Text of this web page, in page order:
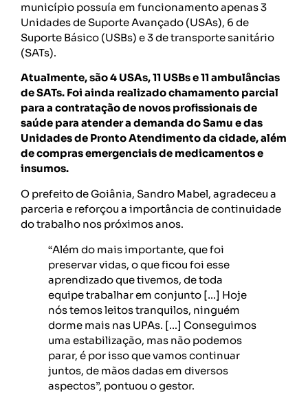
município possuía em funcionamento apenas 3
Unidades de Suporte Avançado (USAs), 6 de
Suporte Básico (USBs) e 3 de transporte sanitário
(SATs).
Atualmente, são 4 USAs, 11 USBs e 11 ambulâncias
de SATs. Foi ainda realizado chamamento parcial
para a contratação de novos profissionais de
saúde para atender a demanda do Samu e das
Unidades de Pronto Atendimento da cidade, além
de compras emergenciais de medicamentos e
insumos.
O prefeito de Goiânia, Sandro Mabel, agradeceu a
parceria e reforçou a importância de continuidade
do trabalho nos próximos anos.
“Além do mais importante, que foi
preservar vidas, o que ficou foi esse
aprendizado que tivemos, de toda
equipe trabalhar em conjunto […] Hoje
nós temos leitos tranquilos, ninguém
dorme mais nas UPAs. […] Conseguimos
uma estabilização, mas não podemos
parar, é por isso que vamos continuar
juntos, de mãos dadas em diversos
aspectos”, pontuou o gestor.